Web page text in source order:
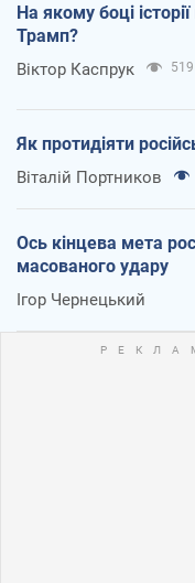
На якому боці
Трамп?
Віктор Каспрук 519
Як протидіяти
Віталій Портников
Ось кінцева мета
масованого удару
Ігор Чернецький